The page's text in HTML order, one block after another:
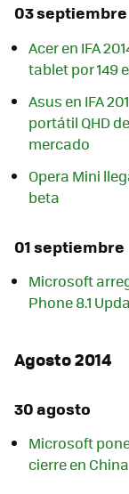
03 septiembre
Acer en IFA
tablet por 149
Asus en IFA
portátil QHD
mercado
Opera Mini
beta
01 septiembre
Microsoft
Phone 8.1
Agosto 2014
30 agosto
Microsoft
cierre en China